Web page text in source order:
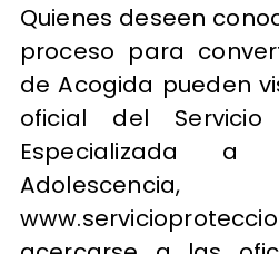
Quienes deseen
proceso para
de Acogida pueden
oficial del Servicio
Especializada